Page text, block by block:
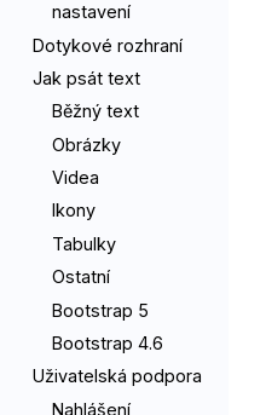
nastavení
Dotykové rozhraní
Jak psát text
Běžný text
Obrázky
Videa
Ikony
Tabulky
Ostatní
Bootstrap 5
Bootstrap 4.6
Uživatelská podpora
Nahlášení